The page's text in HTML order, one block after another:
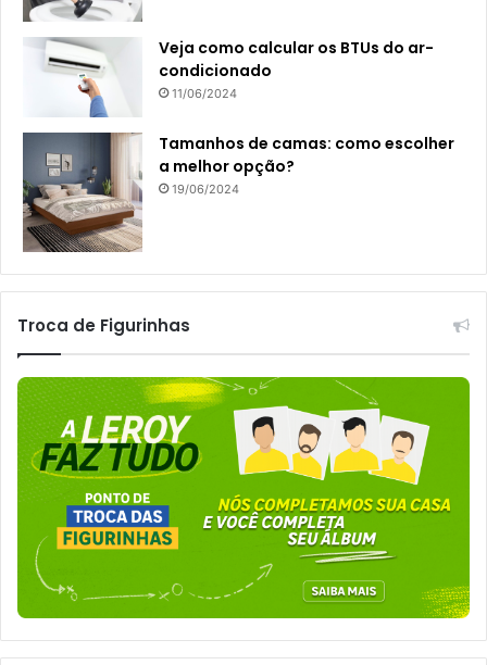
Veja como calcular os BTUs do ar-
condicionado
11/06/2024
Tamanhos de camas: como escolher
a melhor opção?
19/06/2024
Troca de Figurinhas